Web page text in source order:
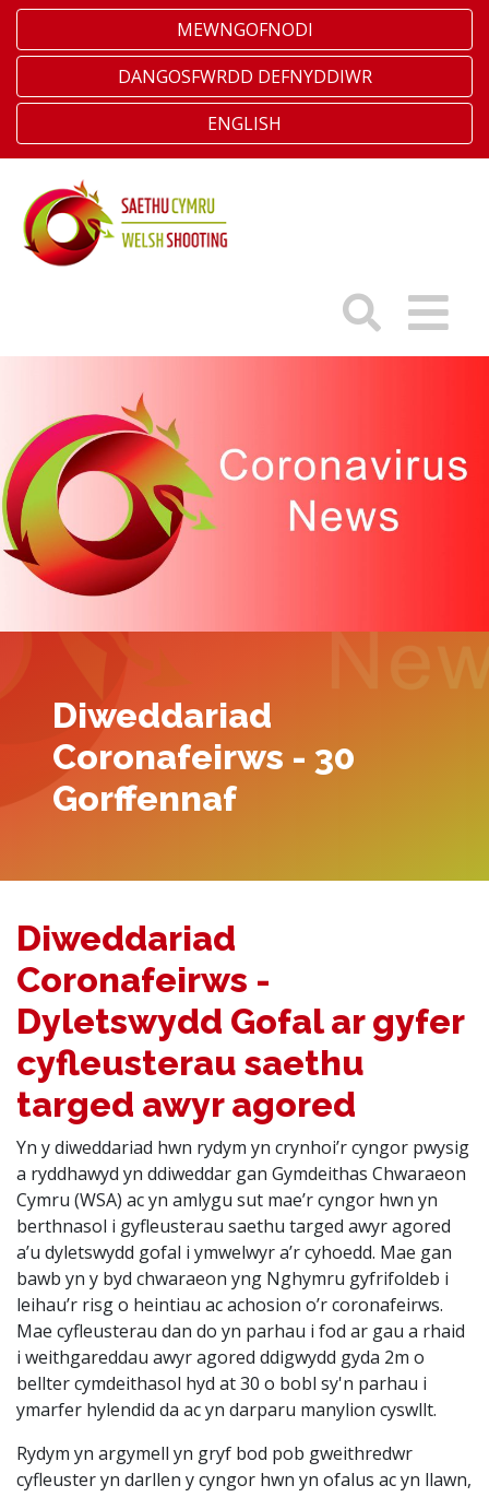
MEWNGOFNODI
DANGOSFWRDD DEFNYDDIWR
ENGLISH
Diweddariad
Coronafeirws - 30
Gorffennaf
Diweddariad
Coronafeirws -
Dyletswydd Gofal ar gyfer
cyfleusterau saethu
targed awyr agored
Yn y diweddariad hwn rydym yn crynhoi’r cyngor pwysig
a ryddhawyd yn ddiweddar gan Gymdeithas Chwaraeon
Cymru (WSA) ac yn amlygu sut mae’r cyngor hwn yn
berthnasol i gyfleusterau saethu targed awyr agored
a’u dyletswydd gofal i ymwelwyr a’r cyhoedd. Mae gan
bawb yn y byd chwaraeon yng Nghymru gyfrifoldeb i
leihau’r risg o heintiau ac achosion o’r coronafeirws.
Mae cyfleusterau dan do yn parhau i fod ar gau a rhaid
i weithgareddau awyr agored ddigwydd gyda 2m o
bellter cymdeithasol hyd at 30 o bobl sy'n parhau i
ymarfer hylendid da ac yn darparu manylion cyswllt.
Rydym yn argymell yn gryf bod pob gweithredwr
cyfleuster yn darllen y cyngor hwn yn ofalus ac yn llawn,